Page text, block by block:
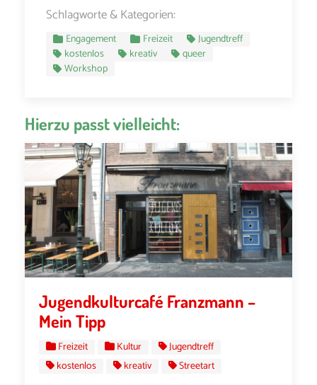
Schlagworte & Kategorien:
Engagement Freizeit
Jugendtreff
kostenlos
kreativ
queer
Workshop
Hierzu passt vielleicht:
Jugendkulturcafé Franzmann –
Mein Tipp
Freizeit Kultur
Jugendtreff
kostenlos
kreativ Streetart